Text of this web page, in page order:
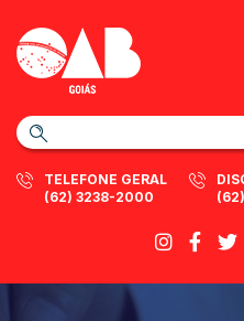
TELEFONE GERAL
(62) 3238-2000